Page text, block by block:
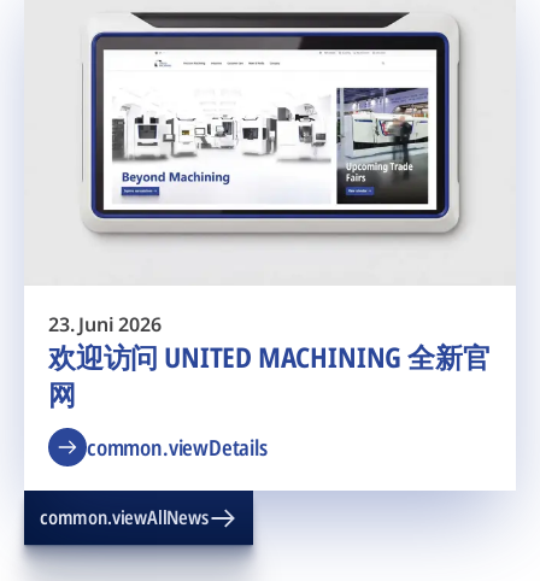
23. Juni 2026
欢迎访问 UNITED MACHINING 全新官
网
common.viewDetails
common.viewAllNews